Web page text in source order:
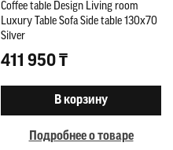
Coffee table Design Living room
Luxury Table Sofa Side table 130x70
Silver
411 950 ₸
В корзину
Подробнее о товаре